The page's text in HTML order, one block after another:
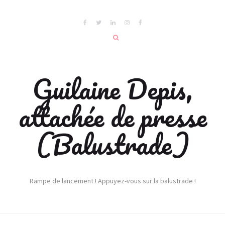
Guilaine Depis,
attachée de presse
(Balustrade)
Rampe de lancement ! Appuyez-vous sur la balustrade !